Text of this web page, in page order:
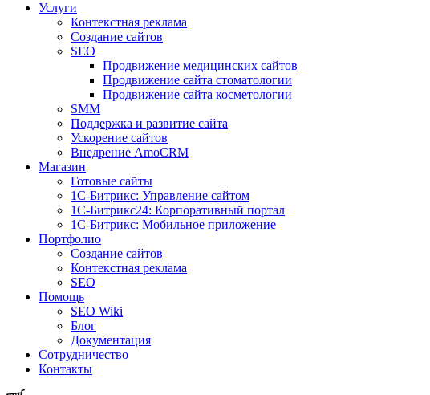
Услуги
Контекстная реклама
Создание сайтов
SEO
Продвижение медицинских сайтов
Продвижение сайта стоматологии
Продвижение сайта косметологии
SMM
Поддержка и развитие сайта
Ускорение сайтов
Внедрение AmoCRM
Магазин
Готовые сайты
1С-Битрикс: Управление сайтом
1С-Битрикс24: Корпоративный портал
1С-Битрикс: Мобильное приложение
Портфолио
Создание сайтов
Контекстная реклама
SEO
Помощь
SEO Wiki
Блог
Документация
Сотрудничество
Контакты